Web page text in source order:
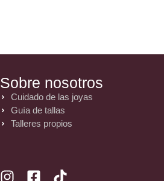
Sobre nosotros
Cuidado de las joyas
Guía de tallas
Talleres propios